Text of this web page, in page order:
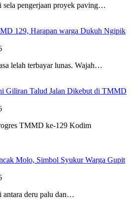
sela pengerjaan proyek paving…
129, Harapan warga Dukuh Ngipik
lelah terbayar lunas. Wajah…
Giliran Talud Jalan Dikebut di TMMD
TMMD ke-129 Kodim
Molo, Simbol Syukur Warga Gupit
antara deru palu dan…